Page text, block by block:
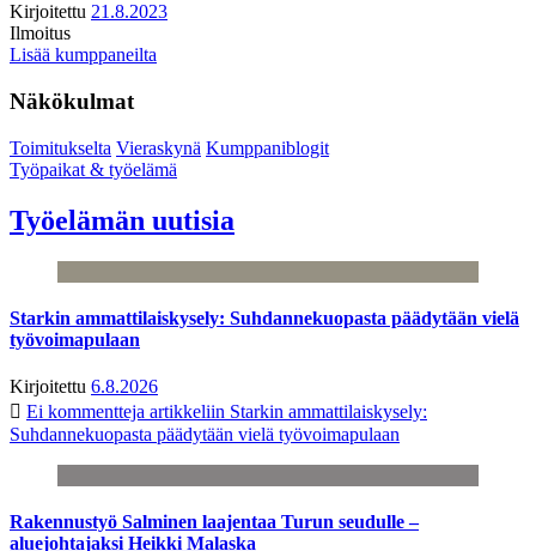
Kirjoitettu 21.8.2023
Ilmoitus
Lisää kumppaneilta
Näkökulmat
Toimitukselta Vieraskynä Kumppaniblogit
Työpaikat & työelämä
Työelämän uutisia
Starkin ammattilaiskysely: Suhdannekuopasta päädytään vielä
työvoimapulaan
Kirjoitettu 6.8.2026
Ei kommentteja artikkeliin Starkin ammattilaiskysely:
Suhdannekuopasta päädytään vielä työvoimapulaan
Rakennustyö Salminen laajentaa Turun seudulle –
aluejohtajaksi Heikki Malaska